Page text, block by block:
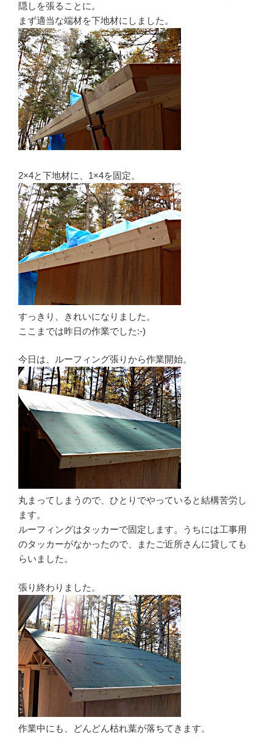
隠しを張ることに。
まず適当な端材を下地材にしました。
2×4と下地材に、1×4を固定。
すっきり、きれいになりました。
ここまでは昨日の作業でした:-)
今日は、ルーフィング張りから作業開始。
丸まってしまうので、ひとりでやっていると結構苦労し
ます。
ルーフィングはタッカーで固定します。うちには工事用
のタッカーがなかったので、またご近所さんに貸しても
らいました。
張り終わりました。
作業中にも、どんどん枯れ葉が落ちてきます。